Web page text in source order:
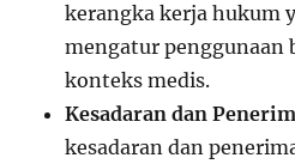
kerangka kerja hukum
mengatur penggunaan
konteks medis.
Kesadaran dan
kesadaran dan